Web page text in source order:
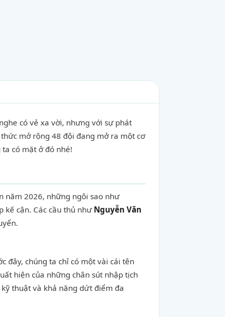
có vẻ xa vời, nhưng với sự phát
mở rộng 48 đội đang mở ra một cơ
có mặt ở đó nhé!
năm 2026, những ngôi sao như
kế cận. Các cầu thủ như Nguyễn Văn
đây, chúng ta chỉ có một vài cái tên
hiện của những chân sút nhập tịch
thuật và khả năng dứt điểm đa